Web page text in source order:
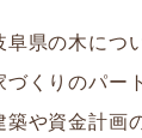
阜県の木につ
づくりのパー
築や資金計画